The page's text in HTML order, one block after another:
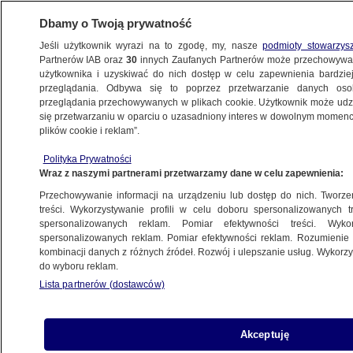
KRAKÓW
o tym, co czeka mieszkańców
Oprac.Bartłomiej Plewnia
25.05.2026, 15:05
Posłuchaj artykułu
Czyta lektor AI
Dbamy o Twoją prywatność
Jeśli użytkownik wyrazi na to zgodę, my, naszepodmioty
Partnerów IAB oraz30 innych Zaufanych Partnerów może
użytkownika i uzyskiwać do nich dostęp w celu zapewnienia
przeglądania. Odbywa się to poprzez przetwarzanie danych
przeglądania przechowywanych w plikach cookie. Użytkownik może
się przetwarzaniu w oparciu o uzasadniony interes w dowolnym
plików cookie i reklam”.
Polityka Prywatności
Wraz z naszymi partnerami przetwarzamy dane w celu zapewnienia:
Przechowywanie informacji na urządzeniu lub dostęp do nich.
treści. Wykorzystywanie profili w celu doboru spersonalizowanych
spersonalizowanych reklam. Pomiar efektywności treści.
spersonalizowanych reklam. Pomiar efektywności reklam.
kombinacji danych z różnych źródeł. Rozwój i ulepszanie usług.
do wyboru reklam.
Lista partnerów (dostawców)
Akceptuję